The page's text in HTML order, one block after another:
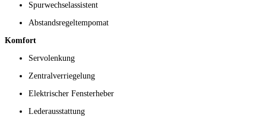
Spurwechselassistent
Abstandsregeltempomat
Komfort
Servolenkung
Zentralverriegelung
Elektrischer Fensterheber
Lederausstattung